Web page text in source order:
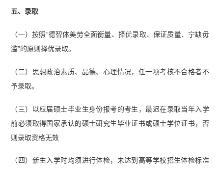
五、录取
（一）按照“德智体美劳全面衡量、择优录取、保证质量、宁缺毋
滥”的原则择优录取。
（二）思想政治素质、品德、心理情况，任一项考核不合格者不
予录取。
（三）以应届硕士毕业生身份报考的考生，最迟在录取当年入学
前必须取得国家承认的硕士研究生毕业证书或硕士学位证书，否
则录取资格无效
（四）新生入学时均须进行体检，未达到高等学校招生体检标准